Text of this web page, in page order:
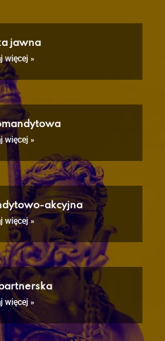
jawna
więcej »
więcej »
akcyjna
więcej »
więcej »